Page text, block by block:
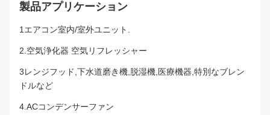
製品アプリケーション
1エアコン室内/室外ユニット.
2.空気浄化器 空気リフレッシャー
3レンジフッド,下水道磨き機,脱湿機,医療機器,特別なブレン
ドルなど
4.ACコンデンサーファン